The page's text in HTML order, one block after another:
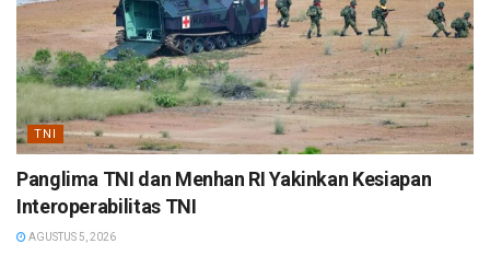
TNI
Panglima TNI dan Menhan RI Yakinkan Kesiapan
Interoperabilitas TNI
AGUSTUS 5, 2026